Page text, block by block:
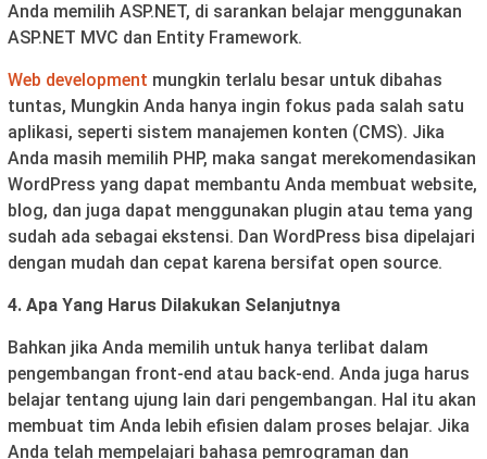
Anda memilih ASP.NET, di sarankan belajar menggunakan
ASP.NET MVC dan Entity Framework.
Web development mungkin terlalu besar untuk dibahas
tuntas, Mungkin Anda hanya ingin fokus pada salah satu
aplikasi, seperti sistem manajemen konten (CMS). Jika
Anda masih memilih PHP, maka sangat merekomendasikan
WordPress yang dapat membantu Anda membuat website,
blog, dan juga dapat menggunakan plugin atau tema yang
sudah ada sebagai ekstensi. Dan WordPress bisa dipelajari
dengan mudah dan cepat karena bersifat open source.
4. Apa Yang Harus Dilakukan Selanjutnya
Bahkan jika Anda memilih untuk hanya terlibat dalam
pengembangan front-end atau back-end. Anda juga harus
belajar tentang ujung lain dari pengembangan. Hal itu akan
membuat tim Anda lebih efisien dalam proses belajar. Jika
Anda telah mempelajari bahasa pemrograman dan